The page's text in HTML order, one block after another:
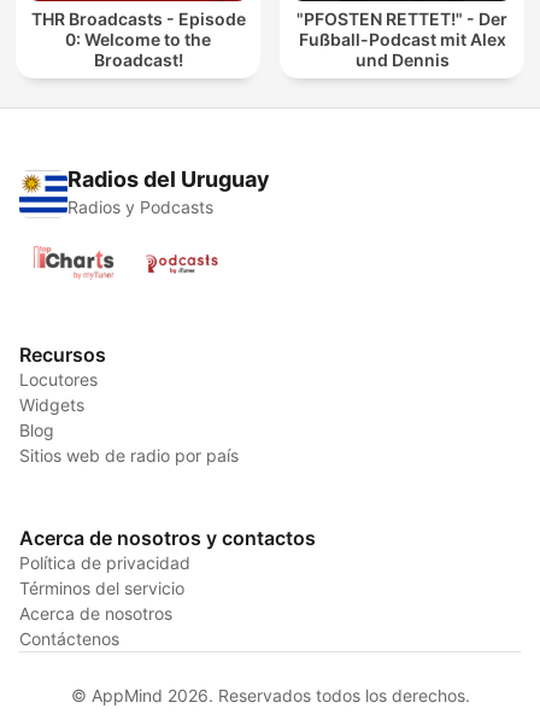
THR Broadcasts - Episode
0: Welcome to the
Broadcast!
"PFOSTEN RETTET!" - Der
Fußball-Podcast mit Alex
und Dennis
Radios del Uruguay
Radios y Podcasts
Recursos
Locutores
Widgets
Blog
Sitios web de radio por país
Acerca de nosotros y contactos
Política de privacidad
Términos del servicio
Acerca de nosotros
Contáctenos
© AppMind 2026. Reservados todos los derechos.